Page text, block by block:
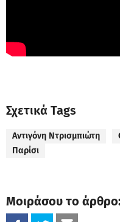
Σχετικά Tags
Αντιγόνη Ντρισμπιώτη
Παρίσι
Μοιράσου το